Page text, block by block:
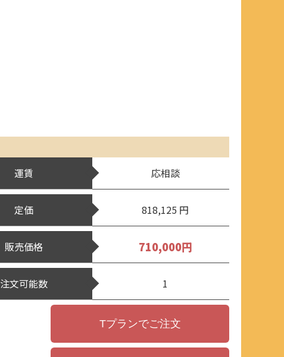
運賃 応相談
定価 818,125 円
販売価格 710,000円
注文可能数 1